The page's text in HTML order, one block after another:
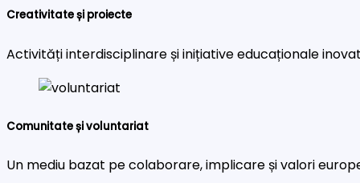
Creativitate și proiecte
Activități interdisciplinare și inițiative educaționale
Comunitate și voluntariat
Un mediu bazat pe colaborare, implicare și valori